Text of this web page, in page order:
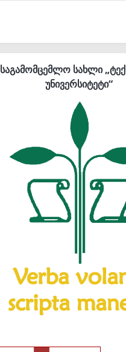
საგამომცემლო სახლი
უნივერსიტეტი“